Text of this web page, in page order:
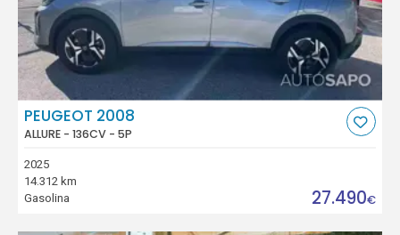
PEUGEOT 2008
ALLURE - 136CV - 5P
2025
14.312 km
Gasolina
27.490€